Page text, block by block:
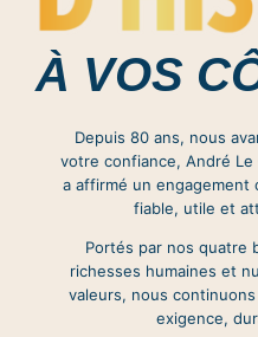
À VOS
Depuis 80 ans, nous
votre confiance, André
a affirmé un
fiable, utile et
Portés par nos quatre
richesses humaines et
valeurs, nous
exigence,